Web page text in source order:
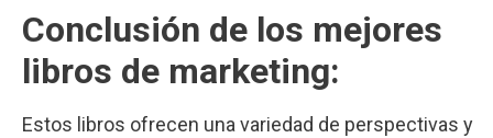
Conclusión de los mejores
libros de marketing:
Estos libros ofrecen una variedad de perspectivas y